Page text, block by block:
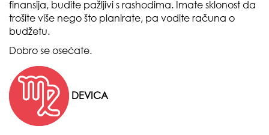
finansija, budite pažljivi s rashodima. Imate sklonost da
trošite više nego što planirate, pa vodite računa o
budžetu.
Dobro se osećate.
DEVICA